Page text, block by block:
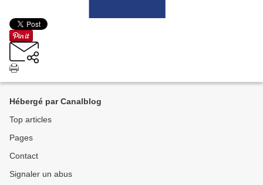
Hébergé par Canalblog
Top articles
Pages
Contact
Signaler un abus